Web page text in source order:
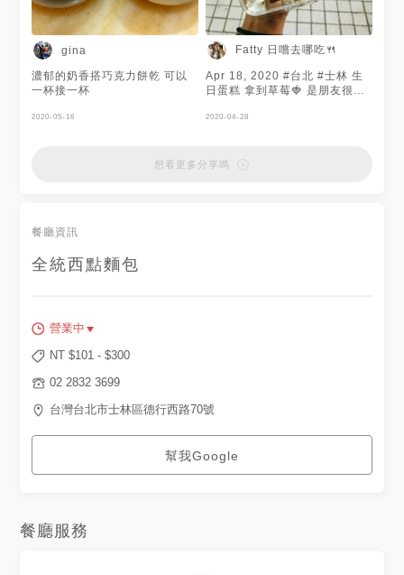
gina
濃郁的奶香搭巧克力餅乾 可以
一杯接一杯
2020-05-16
Fatty 日嚐去哪吃🍴
Apr 18, 2020 #台北 #士林 生
日蛋糕 拿到草莓🍓 是朋友很想
#Fatty日嚐去哪吃🍴 #Fatty吃
2020-04-28
想看更多分享嗎
餐廳資訊
全統西點麵包
營業中
NT $101 - $300
02 2832 3699
台灣台北市士林區德行西路70號
幫我Google
餐廳服務